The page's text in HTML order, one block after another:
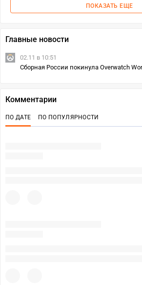
ПОКАЗАТЬ ЕЩЕ
Главные новости
02.11 в 10:51
Сборная России покинула Overwatch
Комментарии
ПО ДАТЕ ПО ПОПУЛЯРНОСТИ